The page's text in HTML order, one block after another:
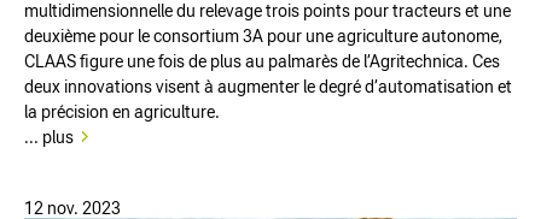
multidimensionnelle du relevage trois points pour tracteurs et une
deuxième pour le consortium 3A pour une agriculture autonome,
CLAAS figure une fois de plus au palmarès de l’Agritechnica. Ces
deux innovations visent à augmenter le degré d’automatisation et
la précision en agriculture.
... plus
12 nov. 2023